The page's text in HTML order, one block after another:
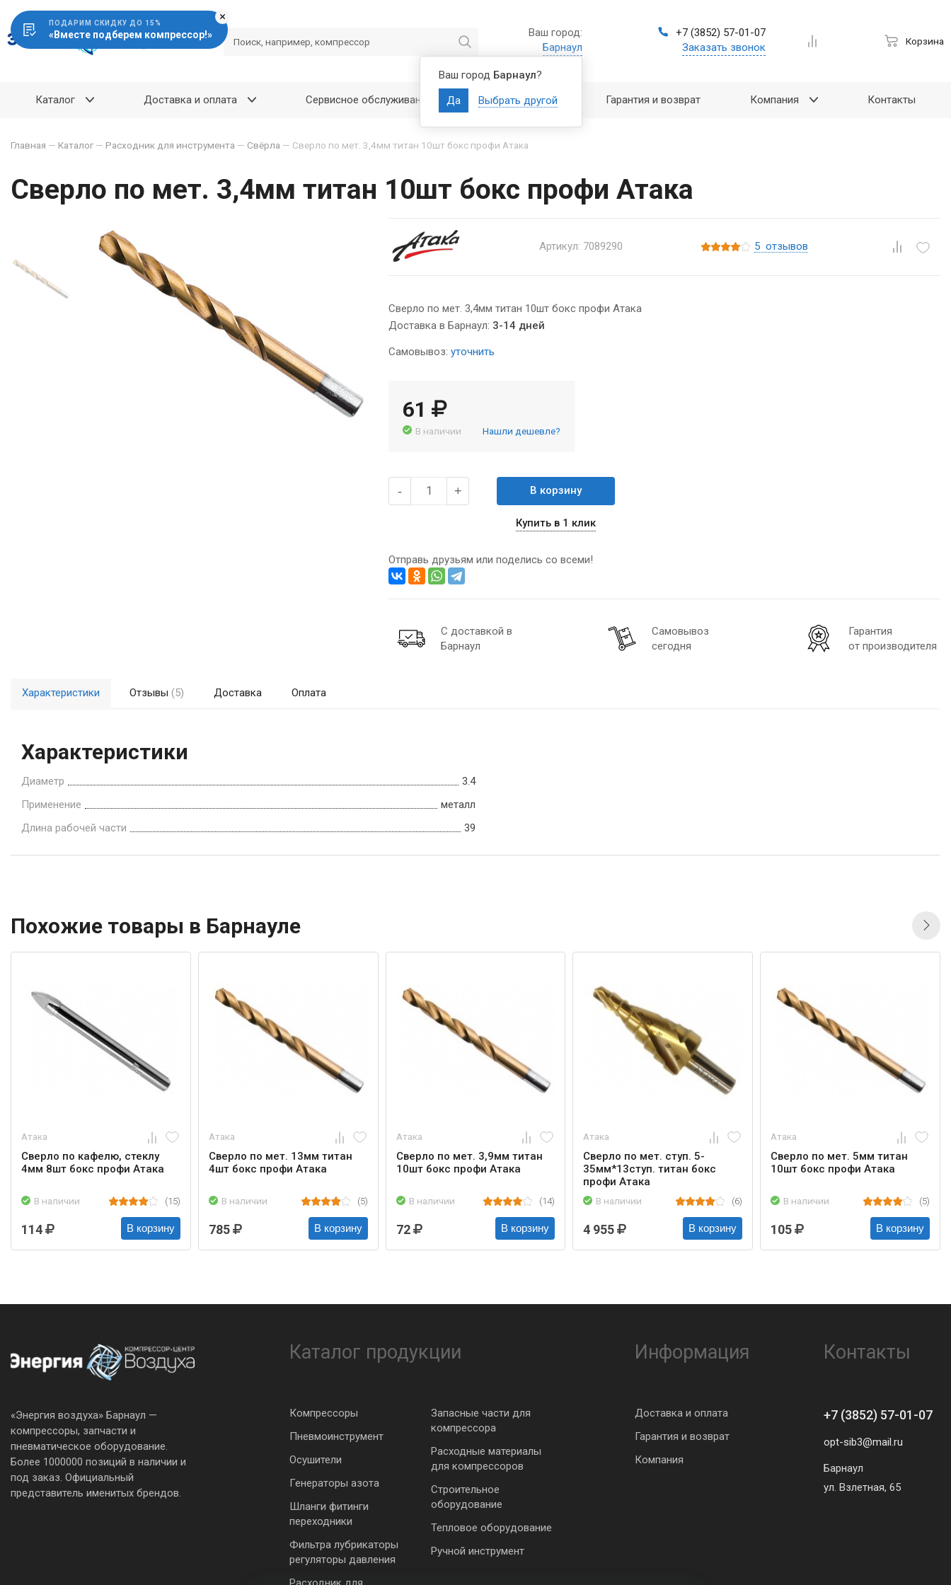
Ваш город:
Барнаул
Ваш город Барнаул?
Да
Выбрать другой
+7 (3852) 57-01-07
Заказать звонок
Корзина
Каталог Доставка и оплата Сервисное обслуживание Полезно знать Гарантия и возврат Компания Контакты
Главная — Каталог — Расходник для инструмента — Свёрла — Сверло по мет. 3,4мм титан 10шт бокс профи Атака
Сверло по мет. 3,4мм титан 10шт бокс профи Атака
Артикул: 7089290 5 отзывов
Сверло по мет. 3,4мм титан 10шт бокс профи Атака
Доставка в Барнаул: 3-14 дней
Самовывоз: уточнить
61
В наличии Нашли дешевле?
- + В корзину
Купить в 1 клик
Отправь друзьям или поделись со всеми!
С доставкой в
Барнаул
Самовывоз
сегодня
Гарантия
от производителя
Характеристики Отзывы (5) Доставка Оплата
Характеристики
Диаметр
3.4
Применение
металл
Длина рабочей части
39
Похожие товары в Барнауле
Атака
Сверло по кафелю, стеклу
4мм 8шт бокс профи Атака
В наличии (15)
114 В корзину
Атака
Сверло по мет. 13мм титан
4шт бокс профи Атака
В наличии (5)
785 В корзину
Атака
Сверло по мет. 3,9мм титан
10шт бокс профи Атака
В наличии (14)
72 В корзину
Атака
Сверло по мет. ступ. 5-
35мм*13ступ. титан бокс
профи Атака
В наличии (6)
4 955 В корзину
Атака
Сверло по мет. 5мм титан
10шт бокс профи Атака
В наличии (5)
105 В корзину
«Энергия воздуха» Барнаул —
компрессоры, запчасти и
пневматическое оборудование.
Более 1000000 позиций в наличии и
под заказ. Официальный
представитель именитых брендов.
Каталог продукции
Компрессоры
Пневмоинструмент
Осушители
Генераторы азота
Шланги фитинги
переходники
Фильтра лубрикаторы
регуляторы давления
Запасные части для
компрессора
Расходные материалы
для компрессоров
Строительное
оборудование
Тепловое оборудование
Ручной инструмент
Информация
Доставка и оплата
Гарантия и возврат
Компания
Контакты
+7 (3852) 57-01-07
opt-sib3@mail.ru
Барнаул
ул. Взлетная, 65
ПОДАРИМ СКИДКУ ДО 15%
«Вместе подберем компрессор!»